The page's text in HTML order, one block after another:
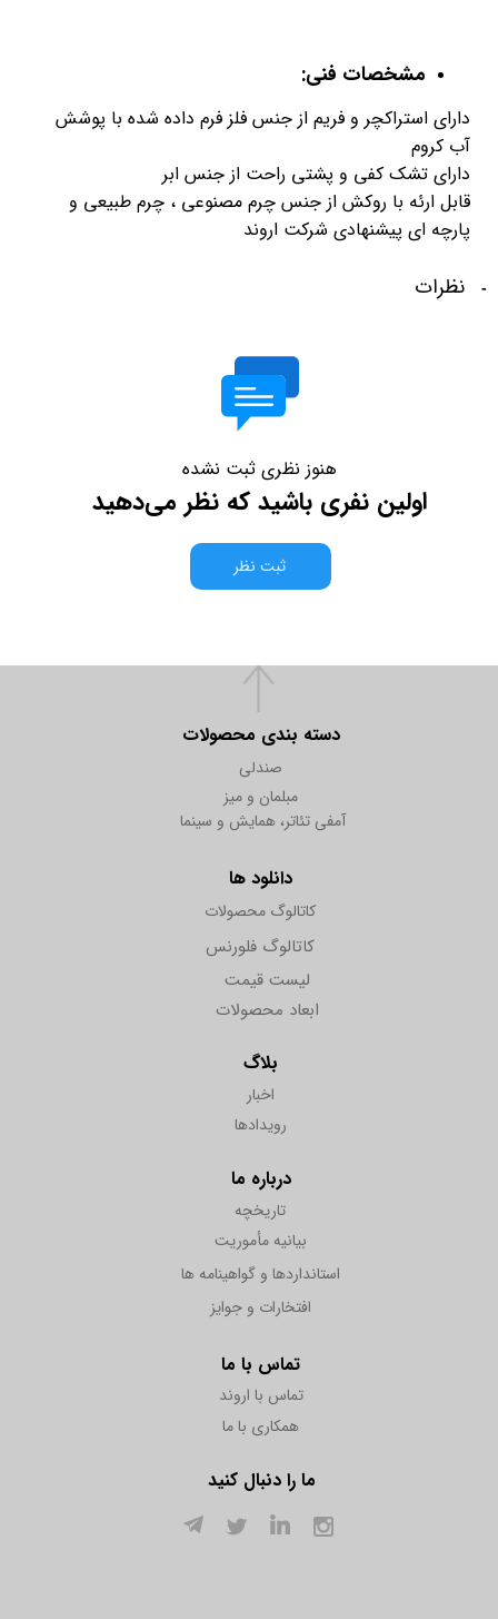
مشخصات فنی:
دارای استراکچر و فریم از جنس فلز فرم داده شده با پوشش
آب کروم
دارای تشک کفی و پشتی راحت از جنس ابر
قابل ارئه با روکش از جنس چرم مصنوعی ، چرم طبیعی و
پارچه ای پیشنهادی شرکت اروند
نظرات
هنوز نظری ثبت نشده
اولین نفری باشید که نظر می‌دهید
ثبت نظر
دسته بندی محصولات
صندلی
مبلمان و میز
آمفی تئاتر، همایش و سینما
دانلود ها
کاتالوگ محصولات
کاتالوگ فلورنس
بلاگ
اخبار
رویدادها
درباره ما
تاریخچه
بیانیه مأموریت
استانداردها و گواهینامه ها
افتخارات و جوایز
تماس با ما
تماس با اروند
همکاری با ما
ما را دنبال کنید
ابعاد محصولات
لیست قیمت